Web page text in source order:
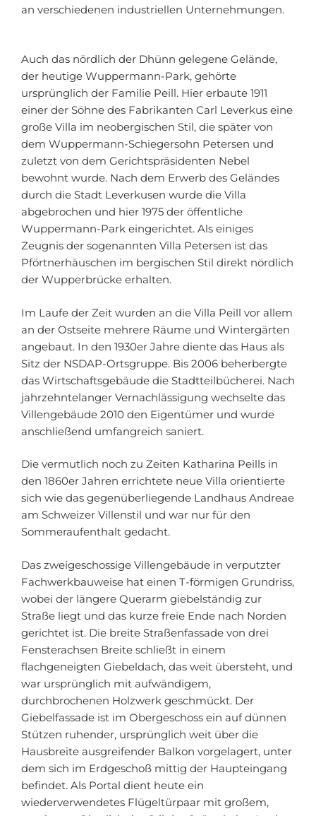
an verschiedenen industriellen Unternehmungen.
Auch das nördlich der Dhünn gelegene Gelände,
der heutige Wuppermann-Park, gehörte
ursprünglich der Familie Peill. Hier erbaute 1911
einer der Söhne des Fabrikanten Carl Leverkus eine
große Villa im neobergischen Stil, die später von
dem Wuppermann-Schiegersohn Petersen und
zuletzt von dem Gerichtspräsidenten Nebel
bewohnt wurde. Nach dem Erwerb des Geländes
durch die Stadt Leverkusen wurde die Villa
abgebrochen und hier 1975 der öffentliche
Wuppermann-Park eingerichtet. Als einiges
Zeugnis der sogenannten Villa Petersen ist das
Pförtnerhäuschen im bergischen Stil direkt nördlich
der Wupperbrücke erhalten.
Im Laufe der Zeit wurden an die Villa Peill vor allem
an der Ostseite mehrere Räume und Wintergärten
angebaut. In den 1930er Jahre diente das Haus als
Sitz der NSDAP-Ortsgruppe. Bis 2006 beherbergte
das Wirtschaftsgebäude die Stadtteilbücherei. Nach
jahrzehntelanger Vernachlässigung wechselte das
Villengebäude 2010 den Eigentümer und wurde
anschließend umfangreich saniert.
Die vermutlich noch zu Zeiten Katharina Peills in
den 1860er Jahren errichtete neue Villa orientierte
sich wie das gegenüberliegende Landhaus Andreae
am Schweizer Villenstil und war nur für den
Sommeraufenthalt gedacht.
Das zweigeschossige Villengebäude in verputzter
Fachwerkbauweise hat einen T-förmigen Grundriss,
wobei der längere Querarm giebelständig zur
Straße liegt und das kurze freie Ende nach Norden
gerichtet ist. Die breite Straßenfassade von drei
Fensterachsen Breite schließt in einem
flachgeneigten Giebeldach, das weit übersteht, und
war ursprünglich mit aufwändigem,
durchbrochenen Holzwerk geschmückt. Der
Giebelfassade ist im Obergeschoss ein auf dünnen
Stützen ruhender, ursprünglich weit über die
Hausbreite ausgreifender Balkon vorgelagert, unter
dem sich im Erdgeschoß mittig der Haupteingang
befindet. Als Portal dient heute ein
wiederverwendetes Flügeltürpaar mit großem,